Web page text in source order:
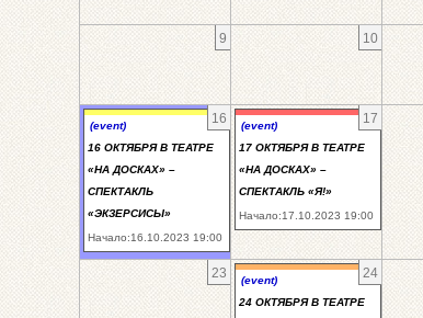
9 10
16
(event)
16 ОКТЯБРЯ В ТЕАТРЕ
«НА ДОСКАХ» –
СПЕКТАКЛЬ
«ЭКЗЕРСИСЫ»
Начало:16.10.2023 19:00
17
(event)
17 ОКТЯБРЯ В ТЕАТРЕ
«НА ДОСКАХ» –
СПЕКТАКЛЬ «Я!»
Начало:17.10.2023 19:00
23 24
(event)
24 ОКТЯБРЯ В ТЕАТРЕ